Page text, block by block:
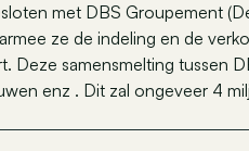
met DBS Groupement
ze de indeling en de
Deze samensmelting tussen
enz . Dit zal ongeveer 4